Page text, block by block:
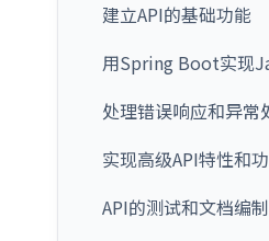
建立API的基础功能
用Spring Boot实现
处理错误响应和异常
实现高级API特性和
API的测试和文档编制